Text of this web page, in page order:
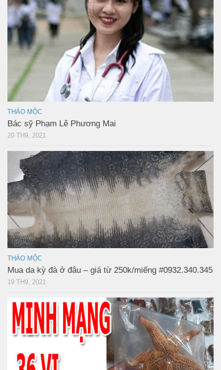
THẢO MỘC
Bác sỹ Phạm Lê Phương Mai
20 TH9, 2021
THẢO MỘC
Mua da kỳ đà ở đâu – giá từ 250k/miếng #0932.340.345
19 TH9, 2021